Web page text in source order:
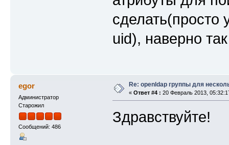
сделать(просто
uid), наверно
egor
Администратор
Старожил
Сообщений: 486
Re: openldap группы для
« Ответ #4 : 20 Февраль 2013,
Здравствуйте!